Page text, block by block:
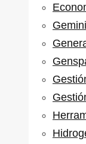
Gemini